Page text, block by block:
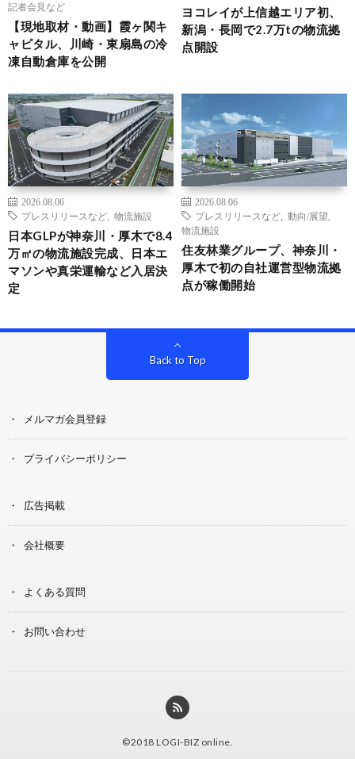
記者会見など
【現地取材・動画】霞ヶ関キ
ャピタル、川崎・東扇島の冷
凍自動倉庫を公開
ヨコレイが上信越エリア初、
新潟・長岡で2.7万tの物流拠
点開設
2026.08.06
プレスリリースなど
物流施設
日本GLPが神奈川・厚木で8.4
万㎡の物流施設完成、日本エ
マソンや真栄運輸など入居決
定
2026.08.06
プレスリリースなど
動向/展望
物流施設
住友林業グループ、神奈川・
厚木で初の自社運営型物流拠
点が稼働開始
Back to Top
メルマガ会員登録
プライバシーポリシー
広告掲載
会社概要
よくある質問
お問い合わせ
©2018 LOGI-BIZ online.